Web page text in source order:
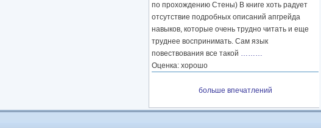
по прохождению Стены) В книге хоть радует
отсутствие подробных описаний апгрейда
навыков, которые очень трудно читать и еще
труднее воспринимать. Сам язык
повествования все такой ………
Оценка: хорошо
больше впечатлений